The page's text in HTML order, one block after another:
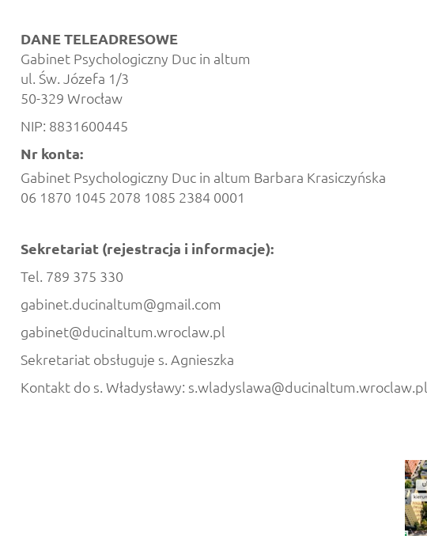
DANE TELEADRESOWE
Gabinet Psychologiczny Duc in altum
ul. Św. Józefa 1/3
50-329 Wrocław
NIP: 8831600445
Nr konta:
Gabinet Psychologiczny Duc in altum Barbara Krasiczyńska
06 1870 1045 2078 1085 2384 0001
Sekretariat (rejestracja i informacje):
Tel. 789 375 330
gabinet.ducinaltum@gmail.com
gabinet@ducinaltum.wroclaw.pl
Sekretariat obsługuje s. Agnieszka
Kontakt do s. Władysławy: s.wladyslawa@ducinaltum.wroclaw.pl